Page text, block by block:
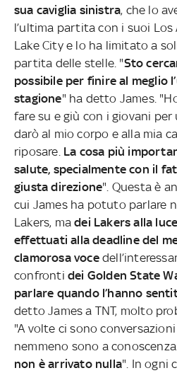
sua caviglia sinistra, che lo
l’ultima partita con i suoi Los
Lake City e lo ha limitato a
partita delle stelle. "Sto
possibile per finire al meglio
stagione" ha detto James.
fare su e giù con i giovani
darò al mio corpo e alla mia
riposare. La cosa più
salute, specialmente con il
giusta direzione". Questa è
cui James ha potuto parlare
Lakers, madei Lakers alla
effettuati alla deadline del
clamorosa voce
confronti dei Golden State
parlare quando l’hanno
detto James a TNT, molto
"A volte ci sono
nemmeno sono a conoscenza.
non è arrivato nulla". In ogni